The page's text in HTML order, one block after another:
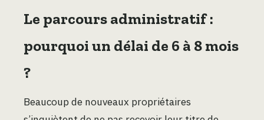
Le parcours administratif :
pourquoi un délai de 6 à 8 mois
?
Beaucoup de nouveaux propriétaires